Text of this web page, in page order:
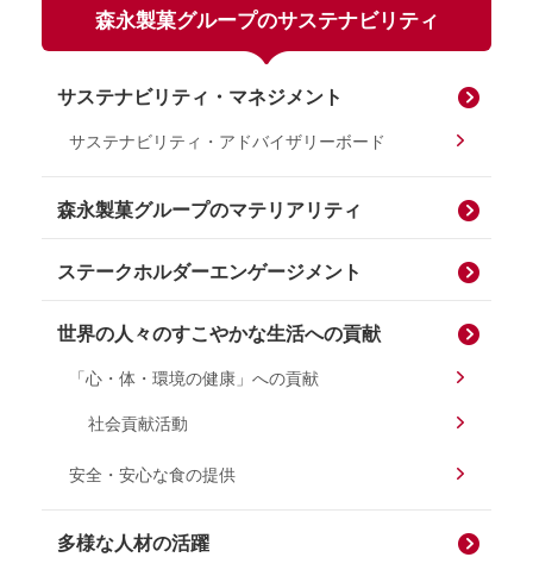
森永製菓グループのサステナビリティ
サステナビリティ・マネジメント
サステナビリティ・アドバイザリーボード
森永製菓グループのマテリアリティ
ステークホルダーエンゲージメント
世界の人々のすこやかな生活への貢献
「心・体・環境の健康」への貢献
社会貢献活動
安全・安心な食の提供
多様な人材の活躍